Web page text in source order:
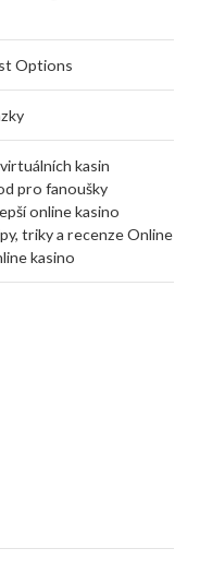
Options
kasin
pro fanoušky
online kasino
triky a recenze Online
kasino